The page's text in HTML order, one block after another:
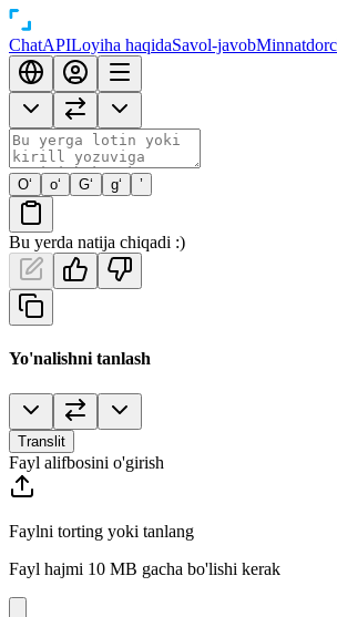
ChatAPILoyiha haqidaSavol-javob
O‘ o‘ G‘ g‘ ’
Bu yerda natija chiqadi :)
Yo'nalishni tanlash
Translit
Fayl alifbosini o'girish
Faylni torting yoki tanlang
Fayl hajmi 10 MB gacha bo'lishi kerak